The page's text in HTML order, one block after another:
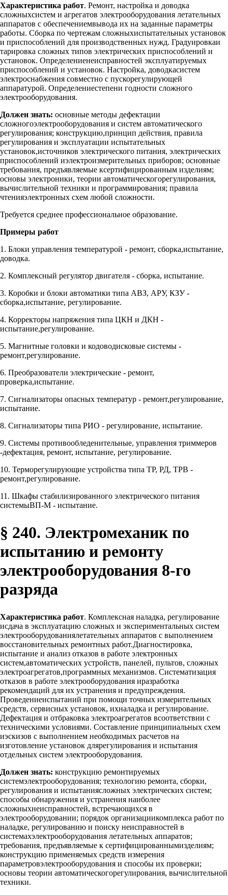
Характеристика работ. Ремонт, настройка и доводка
сложныхсистем и агрегатов электрооборудования летательных
аппаратов с обеспечениемвывода их на заданные параметры
работы. Сборка по чертежам сложныхиспытательных установок
и приспособлений для производственных нужд. Градуировкаи
тарировка сложных типов электрических приспособлений и
установок. Определениенеисправностей эксплуатируемых
приспособлений и установок. Настройка, доводкасистем
электроснабжения совместно с пускорегулирующей
аппаратурой. Определениестепени годности сложного
электрооборудования.
Должен знать: основные методы дефектации
сложногоэлектрооборудования и систем автоматического
регулирования; конструкцию,принцип действия, правила
регулирования и эксплуатации испытательных
установок,источников электрического питания, электрических
приспособлений иэлектроизмерительных приборов; основные
требования, предъявляемые ксертифицированным изделиям;
основы электроники, теории автоматическогорегулирования,
вычислительной техники и программирования; правила
чтенияэлектронных схем любой сложности.
Требуется среднее профессиональное образование.
Примеры работ
1. Блоки управления температурой - ремонт, сборка,испытание,
доводка.
2. Комплексный регулятор двигателя - сборка, испытание.
3. Коробки и блоки автоматики типа АВЗ, АРУ, КЗУ -
сборка,испытание, регулирование.
4. Корректоры напряжения типа ЦКН и ДКН -
испытание,регулирование.
5. Магнитные головки и кодоводисковые системы -
ремонт,регулирование.
6. Преобразователи электрические - ремонт,
проверка,испытание.
7. Сигнализаторы опасных температур - ремонт,регулирование,
испытание.
8. Сигнализаторы типа РИО - регулирование, испытание.
9. Системы противообледенительные, управления триммеров
-дефектация, ремонт, испытание, регулирование.
10. Терморегулирующие устройства типа ТР, РД, ТРВ -
ремонт,регулирование.
11. Шкафы стабилизированного электрического питания
системыВП-М - испытание.
§ 240. Электромеханик по
испытанию и ремонту
электрооборудования 8-го
разряда
Характеристика работ. Комплексная наладка, регулирование
исдача в эксплуатацию сложных и экспериментальных систем
электрооборудованиялетательных аппаратов с выполнением
восстановительных ремонтных работ.Диагностировка,
испытание и анализ отказов в работе электронных
систем,автоматических устройств, панелей, пультов, сложных
электроагрегатов,программных механизмов. Систематизация
отказов в работе электрооборудования иразработка
рекомендаций для их устранения и предупреждения.
Проведениеиспытаний при помощи точных измерительных
средств, сервисных установок, ихналадка и регулирование.
Дефектация и отбраковка электроагрегатов всоответствии с
техническими условиями. Составление принципиальных схем
иэскизов с выполнением необходимых расчетов на
изготовление установок длярегулирования и испытания
отдельных систем электрооборудования.
Должен знать: конструкцию ремонтируемых
системэлектрооборудования; технологию ремонта, сборки,
регулирования и испытаниясложных электрических систем;
способы обнаружения и устранения наиболее
сложныхнеисправностей, встречающихся в
электрооборудовании; порядок организациикомплекса работ по
наладке, регулированию и поиску неисправностей в
системахэлектрооборудования летательных аппаратов;
требования, предъявляемые к сертифицированнымизделиям;
конструкцию применяемых средств измерения
параметровэлектрооборудования и способы их проверки;
основы теории автоматическогорегулирования, вычислительной
техники.